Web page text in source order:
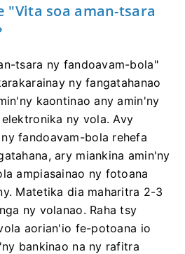
"Vita soa aman-tsara
tsara ny fandoavam-bola"
ny fangatahanao
kaontinao any amin'ny
ny vola. Avy
fandoavam-bola rehefa
ary miankina amin'ny
ampiasainao ny fotoana
Matetika dia maharitra 2-3
ny volanao. Raha tsy
aorian'io fe-potoana io
bankinao na ny rafitra